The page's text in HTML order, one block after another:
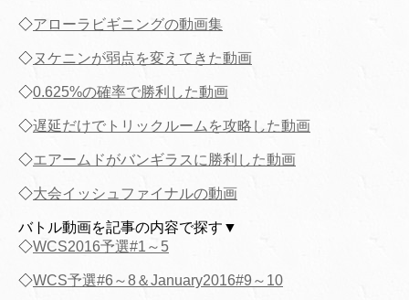
◇アローラビギニングの動画集
◇ヌケニンが弱点を変えてきた動画
◇0.625%の確率で勝利した動画
◇遅延だけでトリックルームを攻略した動画
◇エアームドがバンギラスに勝利した動画
◇大会イッシュファイナルの動画
バトル動画を記事の内容で探す▼
◇WCS2016予選#1～5
◇WCS予選#6～8＆January2016#9～10